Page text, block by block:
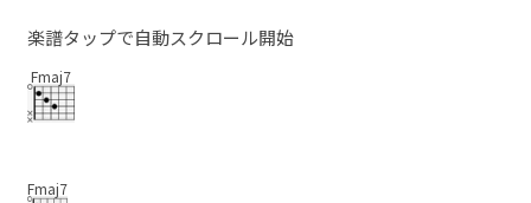
楽譜タップで自動スクロール開始
Fmaj7
Fmaj7